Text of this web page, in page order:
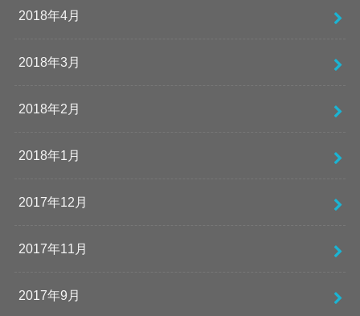
2018年4月
2018年3月
2018年2月
2018年1月
2017年12月
2017年11月
2017年9月